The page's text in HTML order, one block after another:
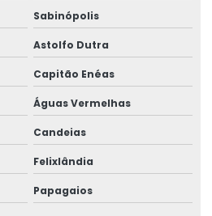
Sabinópolis
Astolfo Dutra
Capitão Enéas
Águas Vermelhas
Candeias
Felixlândia
Papagaios